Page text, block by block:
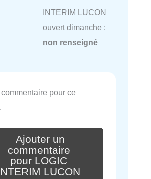
INTERIM LUCON
ouvert dimanche :
non renseigné
pour ce
Ajouter un
commentaire
pour LOGIC
LUCON